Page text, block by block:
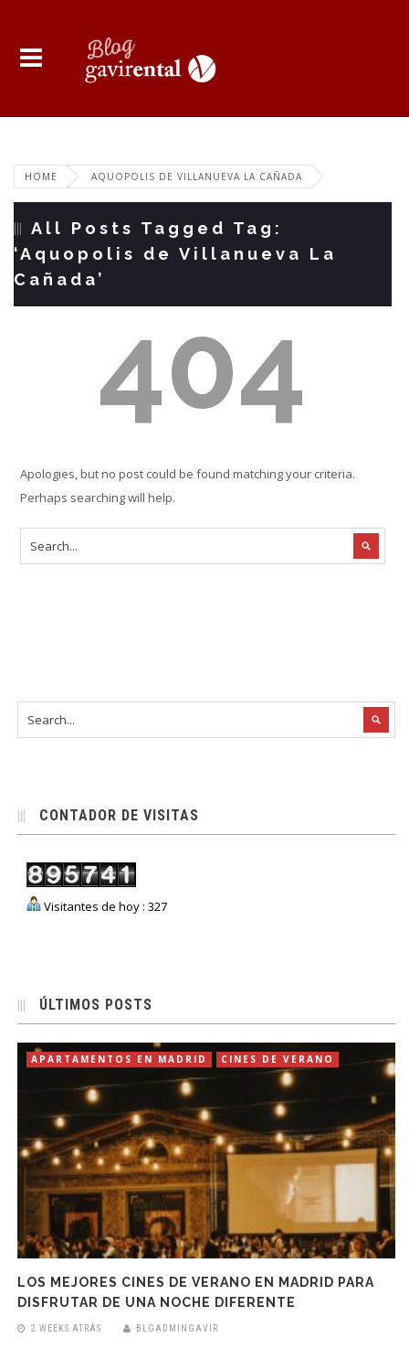
HOME AQUOPOLIS DE VILLANUEVA LA CAÑADA
All Posts Tagged Tag:
‘Aquopolis de Villanueva La
Cañada’
404
Apologies, but no post could be found matching your criteria.
Perhaps searching will help.
CONTADOR DE VISITAS
Visitantes de hoy : 327
ÚLTIMOS POSTS
APARTAMENTOS EN MADRID CINES DE VERANO
LOS MEJORES CINES DE VERANO EN MADRID PARA
DISFRUTAR DE UNA NOCHE DIFERENTE
2 WEEKS ATRÁS BLGADMINGAVIR